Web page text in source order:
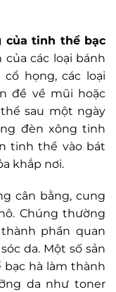
của tinh thể bạc
các loại bánh
họng, các loại
đề về mũi hoặc
sau một ngày
đèn xông tinh
tinh thể vào bát
khắp nơi.
cân bằng, cung
Chúng thường
phần quan
da. Một số sản
hà làm thành
da như toner